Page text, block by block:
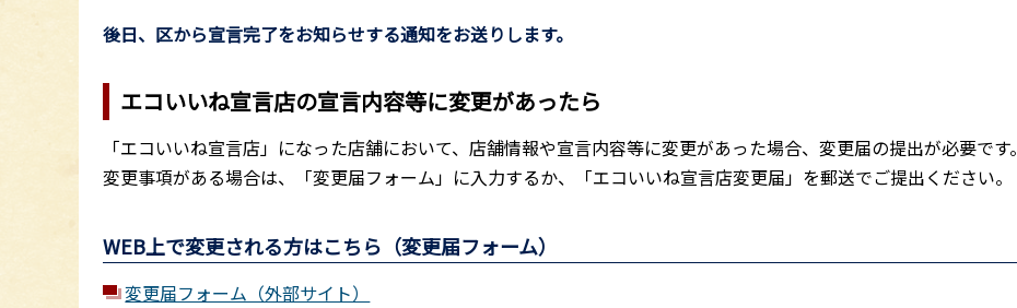
後日、区から宣言完了をお知らせする通知をお送りします。
エコいいね宣言店の宣言内容等に変更があったら
「エコいいね宣言店」になった店舗において、店舗情報や宣言内容等に変更があった場合、変更届の提出が必要です。
変更事項がある場合は、「変更届フォーム」に入力するか、「エコいいね宣言店変更届」を郵送でご提出ください。
WEB上で変更される方はこちら（変更届フォーム）
変更届フォーム（外部サイト）